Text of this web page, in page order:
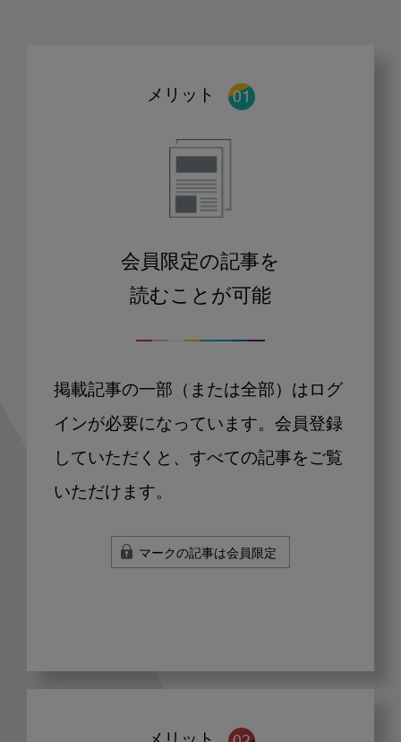
メリット
会員限定の記事を
読むことが可能
掲載記事の一部（または全部）はログ
インが必要になっています。会員登録
していただくと、すべての記事をご覧
いただけます。
マークの記事は会員限定